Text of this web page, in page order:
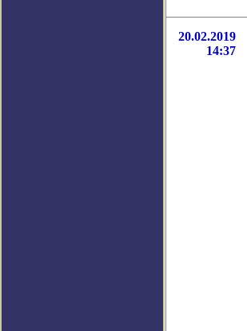
20.02.2019
14:37